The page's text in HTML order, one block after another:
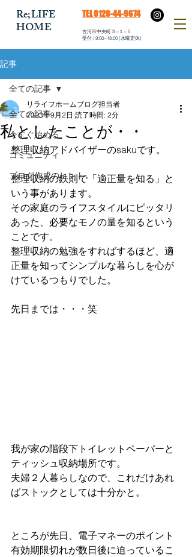
​Re;LIFE
HOME
​TEL 0120-44-9674
​古河市中央町３−１−５
​受付 / 9:00~18:00 (水曜定休)
記事
全ての記事
今すぐ始める
コミュニティ
ブログ作成のヒント
全ての記事
私としたことが・・
リライフホームブログ担当者
2023年9月2日 読了時間: 2分
整理収納アドバイザーのsakuです。
整理収納の鉄則で「適正量を知る」と
いう事があります。
その家庭のライフスタイルにピッタリ
あった、必要なモノの量を知るという
ことです。
整理収納の勉強をすればするほど、適
正量を知ってシンプルな暮らしを心が
けているつもりでした。
先日までは・・・笑
我が家の階段下トイレットペーパーと
ティッシュ収納場所です。
夫婦２人暮らしなので、これだけあれ
ばストックとしては十分かと。
ところが先日、電子マネーのポイント
有効期限切れが数日後に迫っているこ